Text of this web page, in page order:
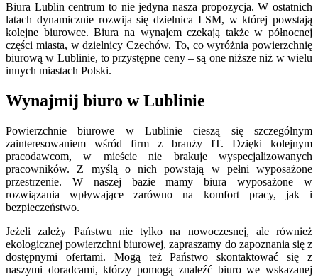
Biura Lublin centrum to nie jedyna nasza propozycja. W ostatnich
latach dynamicznie rozwija się dzielnica LSM, w której powstają
kolejne biurowce. Biura na wynajem czekają także w północnej
części miasta, w dzielnicy Czechów. To, co wyróżnia powierzchnię
biurową w Lublinie, to przystępne ceny – są one niższe niż w wielu
innych miastach Polski.
Wynajmij biuro w Lublinie
Powierzchnie biurowe w Lublinie cieszą się szczególnym
zainteresowaniem wśród firm z branży IT. Dzięki kolejnym
pracodawcom, w mieście nie brakuje wyspecjalizowanych
pracowników. Z myślą o nich powstają w pełni wyposażone
przestrzenie. W naszej bazie mamy biura wyposażone w
rozwiązania wpływające zarówno na komfort pracy, jak i
bezpieczeństwo.
Jeżeli zależy Państwu nie tylko na nowoczesnej, ale również
ekologicznej powierzchni biurowej, zapraszamy do zapoznania się z
dostępnymi ofertami. Mogą też Państwo skontaktować się z
naszymi doradcami, którzy pomogą znaleźć biuro we wskazanej